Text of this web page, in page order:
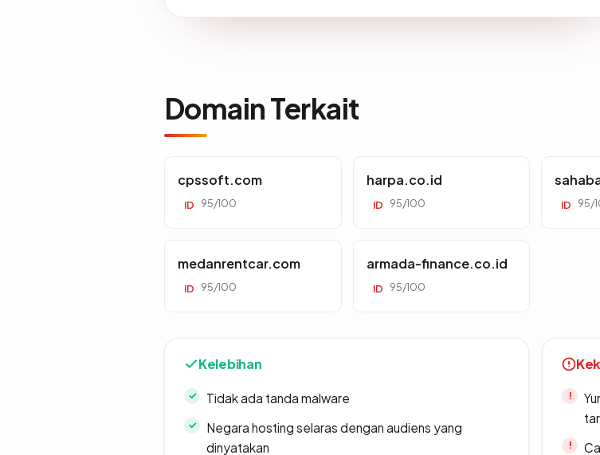
Domain Terkait
cpssoft.com
ID 95/100
harpa.co.id
ID 95/100 ID 95/
medanrentcar.com
ID 95/100
armada-finance.co.id
ID 95/100
Kelebihan
Tidak ada tanda malware
Negara hosting selaras dengan audiens yang
dinyatakan